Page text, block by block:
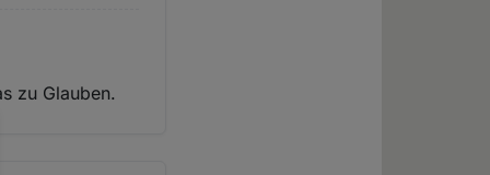
zu Glauben.